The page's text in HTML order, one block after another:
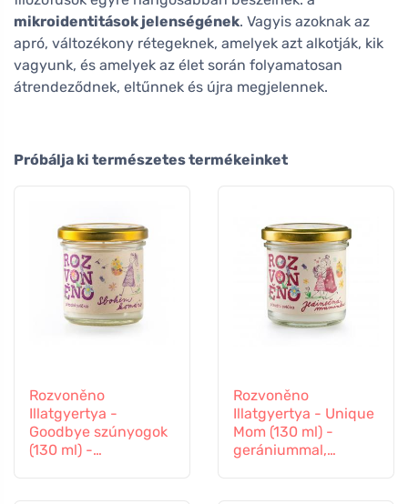
mikroidentitások jelenségének. Vagyis azoknak az
apró, változékony rétegeknek, amelyek azt alkotják, kik
vagyunk, és amelyek az élet során folyamatosan
átrendeződnek, eltűnnek és újra megjelennek.
Próbálja ki természetes termékeinket
Rozvoněno
Illatgyertya -
Goodbye szúnyogok
(130 ml) -
Rozvoněno
Illatgyertya - Unique
Mom (130 ml) -
gerániummal,